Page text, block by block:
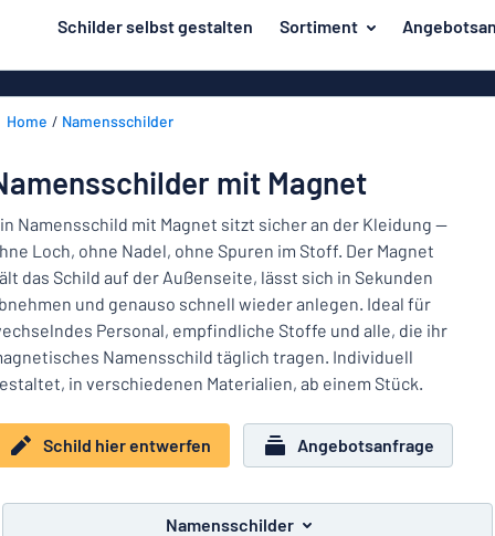
springen
Schilder selbst gestalten Sortiment
Herstellung
Haus und Heim
Kennzeichnung
Namensschilder
Aufkleber
Verkehr und Fahrzeuge
Industrie und Fertigung
Büro & Arbeitsplatz
Holzschilder
Aufkleber
Plakate
Unsere
Bestseller
Material
Herstellung
Haus
und
Heim
Namensschilder
Alle Kategorien anzeigen
zum
entwerfen
Home Namensschilder
mit Magnet
Namensschild mit Magnet sitzt sicher an der Kleidung —
Loch, ohne Nadel, ohne Spuren im Stoff. Der Magnet
das Schild auf der Außenseite, lässt sich in Sekunden
und genauso schnell wieder anlegen. Ideal für
Personal, empfindliche Stoffe und alle, die ihr
Namensschild täglich tragen. Individuell
in verschiedenen Materialien, ab einem Stück.
Schild hier entwerfen Angebotsanfrage
Namensschilder